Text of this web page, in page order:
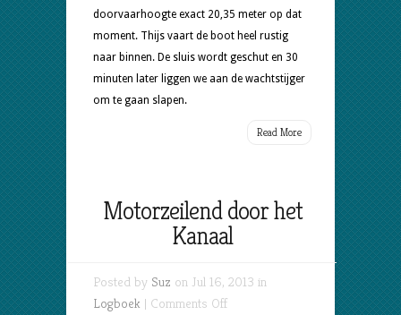
doorvaarhoogte exact 20,35 meter op dat
moment. Thijs vaart de boot heel rustig
naar binnen. De sluis wordt geschut en 30
minuten later liggen we aan de wachtstijger
om te gaan slapen.
Read More
Motorzeilend door het
Kanaal
Posted by Suz on Jul 16, 2013 in
Logboek | Comments Offon